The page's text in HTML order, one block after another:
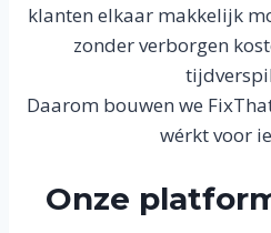
klanten elkaar makkelijk
zonder verborgen
Daarom bouwen we
wérkt voor
Onze